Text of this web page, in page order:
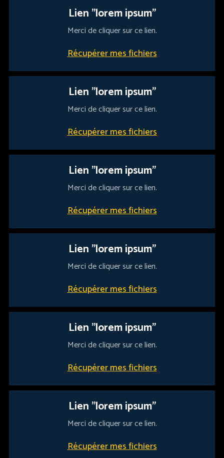
Lien "lorem ipsum"
Merci de cliquer sur ce lien.
Récupérer mes fichiers
Lien "lorem ipsum"
Merci de cliquer sur ce lien.
Récupérer mes fichiers
Lien "lorem ipsum"
Merci de cliquer sur ce lien.
Récupérer mes fichiers
Lien "lorem ipsum"
Merci de cliquer sur ce lien.
Récupérer mes fichiers
Lien "lorem ipsum"
Merci de cliquer sur ce lien.
Récupérer mes fichiers
Lien "lorem ipsum"
Merci de cliquer sur ce lien.
Récupérer mes fichiers